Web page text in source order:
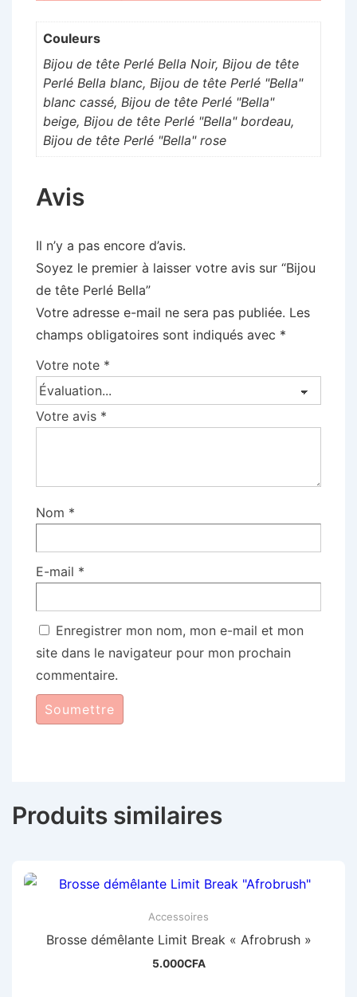
Couleurs
Bijou de tête Perlé Bella Noir, Bijou de tête
Perlé Bella blanc, Bijou de tête Perlé "Bella"
blanc cassé, Bijou de tête Perlé "Bella"
beige, Bijou de tête Perlé "Bella" bordeau,
Bijou de tête Perlé "Bella" rose
Avis
Il n’y a pas encore d’avis.
Soyez le premier à laisser votre avis sur “Bijou
de tête Perlé Bella”
Votre adresse e-mail ne sera pas publiée. Les
champs obligatoires sont indiqués avec *
Votre note *
Votre avis *
Nom *
E-mail *
Enregistrer mon nom, mon e-mail et mon
site dans le navigateur pour mon prochain
commentaire.
Produits similaires
Accessoires
Brosse démêlante Limit Break « Afrobrush »
5.000CFA